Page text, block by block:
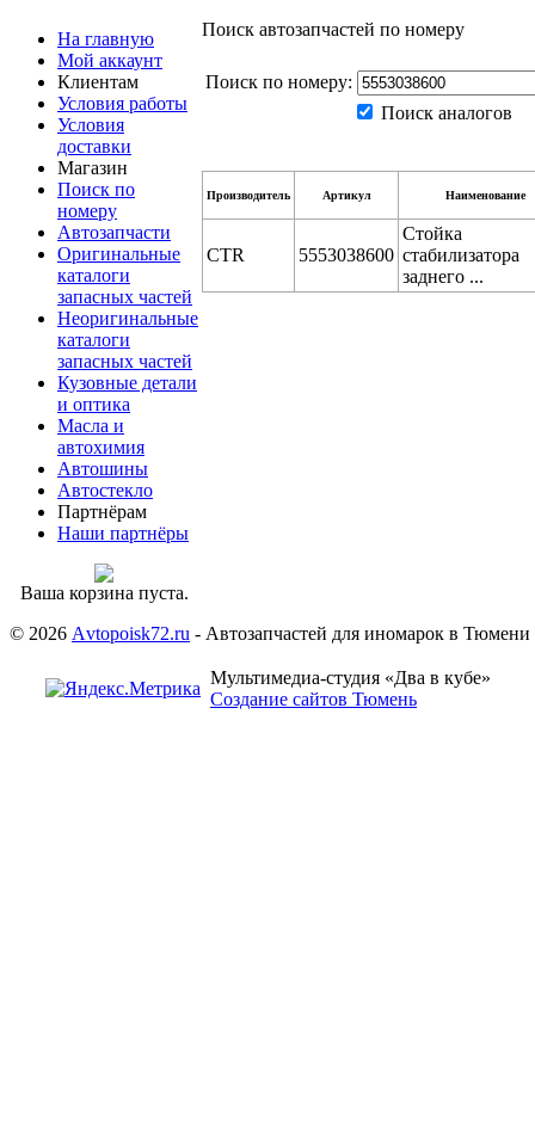
На главную
Мой аккаунт
Клиентам
Условия работы
Условия
доставки
Магазин
Поиск по
номеру
Автозапчасти
Оригинальные
каталоги
запасных частей
Неоригинальные
каталоги
запасных частей
Кузовные детали
и оптика
Масла и
автохимия
Автошины
Автостекло
Партнёрам
Наши партнёры
Ваша корзина пуста.
Поиск автозапчастей по номеру
Поиск по номеру:
Поиск аналогов
Производитель Артикул Наименование
CTR 5553038600
Стойка
стабилизатора
заднего ...
© 2026 Аvtopoisk72.ru - Автозапчастей для иномарок в Тюмени
Мультимедиа-студия «Два в кубе»
Создание сайтов Тюмень